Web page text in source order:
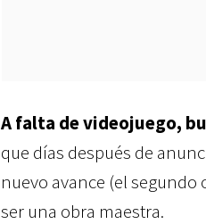
A falta de videojuego,
que días después de
nuevo avance (el
ser una obra maestra.